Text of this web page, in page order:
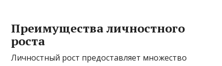
Преимущества личностного
роста
Личностный рост предоставляет множество